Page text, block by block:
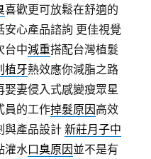
喜歡更可放鬆在舒適的
安心產品諮詢 更佳視覺
台中減重搭配台灣植髮
植牙熱效應你減脂之路
妻侵入式感變瘦眾星
員的工作掉髮原因高效
與產品設計新莊月子中
灌水口臭原因並不是有